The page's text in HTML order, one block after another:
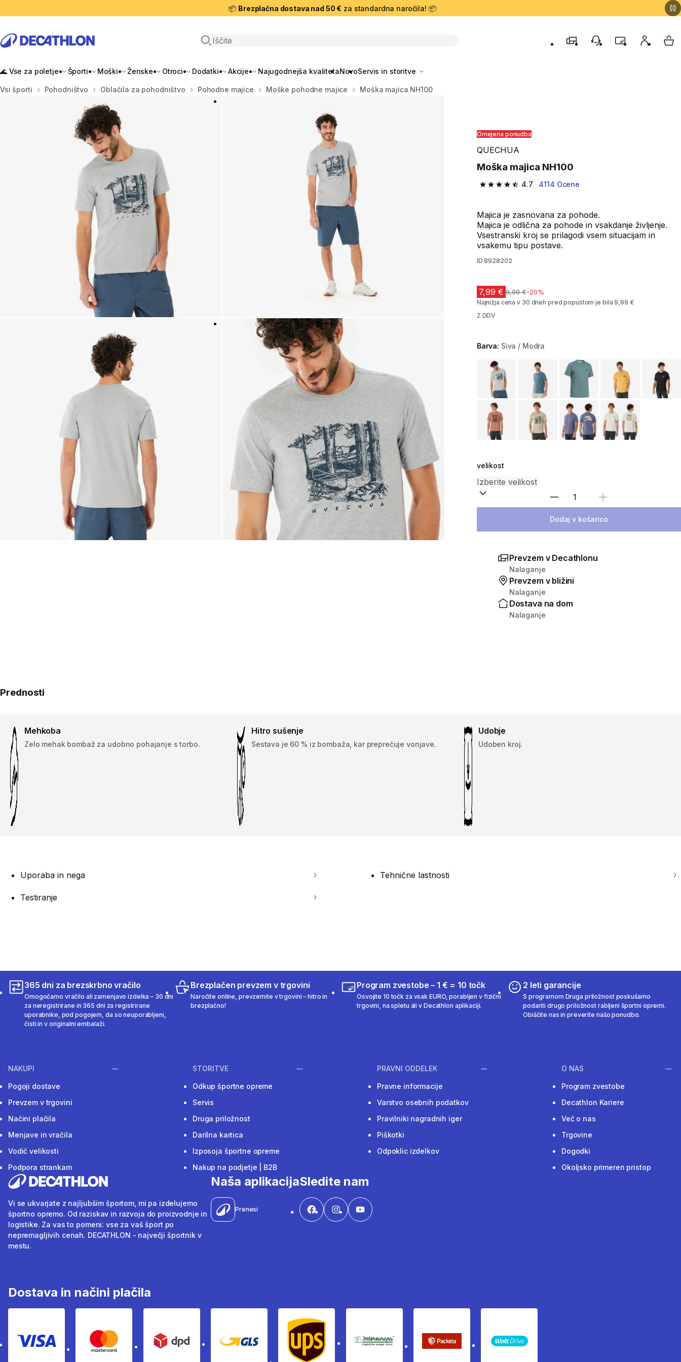
📦 Brezplačna dostava nad 50 € za standardna naročila! 📦
Odpri iskanje
TrgovinePodporo strankam
ProgramMoj račun
🌊 Vse za poletje Športi Moški Ženske Otroci Dodatki Akcije Najugodnejša kvalitetaNovoServis in storitve
Domov
Vsi športi Pohodništvo Oblačila za pohodništvo Pohodne majice Moške pohodne majice Moška majica NH100
Omejena ponudba
QUECHUA
Moška majica NH100
4.7
4.7 od 5 zvezdic from 4114 ocene
4114 Ocene
Majica je zasnovana za pohode.
Majica je odlična za pohode in vsakdanje življenje.
Vsestranski kroj se prilagodi vsem situacijam in
vsakemu tipu postave.
ID 8928202
7,99 € Cena pred znižanjem
9,99 €-20%
Najnižja cena v 30 dneh pred popustom je bila 9,99 €
Z DDV
Barva: Siva / Modra
Choose a variant
velikost
Izberite količino
Dodaj v košarico
Prevzem v Decathlonu
Nalaganje
Prevzem v bližini
Nalaganje
Dostava na dom
Nalaganje
Prednosti
Mehkoba
Zelo mehak bombaž za udobno pohajanje s torbo.
Hitro sušenje
Sestava je 60 % iz bombaža, kar preprečuje vonjave.
Udobje
Udoben kroj.
Uporaba in nega Tehnične lastnosti
Testiranje
365 dni za brezskrbno vračilo
Omogočamo vračilo ali zamenjavo izdelka – 30 dni
za neregistrirane in 365 dni za registrirane
uporabnike, pod pogojem, da so neuporabljeni,
čisti in v originalni embalaži.
Brezplačen prevzem v trgovini
Naročite online, prevzemite v trgovini – hitro in
brezplačno!
Program zvestobe – 1 € = 10 točk
Osvojite 10 točk za vsak EURO, porabljen v fizični
trgovini, na spletu ali v Decathlon aplikaciji.
2 leti garancije
S programom Druga priložnost poskušamo
podariti drugo priložnost rabljeni športni opremi.
Obiščite nas in preverite našo ponudbo.
NAKUPI
Pogoji dostave
Prevzem v trgovini
Načini plačila
Menjave in vračila
Vodič velikosti
Podpora strankam
STORITVE
Odkup športne opreme
Servis
Druga priložnost
Darilna kartica
Izposoja športne opreme
Nakup na podjetje | B2B
PRAVNI ODDELEK
Pravne informacije
Varstvo osebnih podatkov
Pravilniki nagradnih iger
Piškotki
Odpoklic izdelkov
O NAS
Program zvestobe
Decathlon Kariere
Več o nas
Trgovine
Dogodki
Okoljsko primeren pristop
Vi se ukvarjate z najljubšim športom, mi pa izdelujemo
športno opremo. Od raziskav in razvoja do proizvodnje in
logistike. Za vas to pomeni: vse za vaš šport po
nepremagljivih cenah. DECATHLON - največji športnik v
mestu.
Naša aplikacija
Prenesi
Sledite nam
Dostava in načini plačila
Visa Mastercard Dpd Gls Ups Intereuropa Packeta Sledenje pošiljki
WOLT